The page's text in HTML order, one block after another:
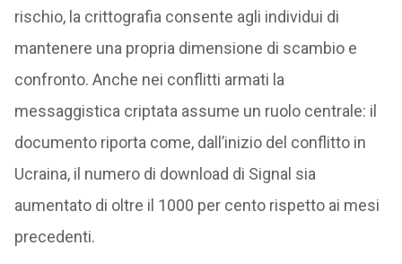
rischio, la crittografia consente agli individui di
mantenere una propria dimensione di scambio e
confronto. Anche nei conflitti armati la
messaggistica criptata assume un ruolo centrale: il
documento riporta come, dall’inizio del conflitto in
Ucraina, il numero di download di Signal sia
aumentato di oltre il 1000 per cento rispetto ai mesi
precedenti.